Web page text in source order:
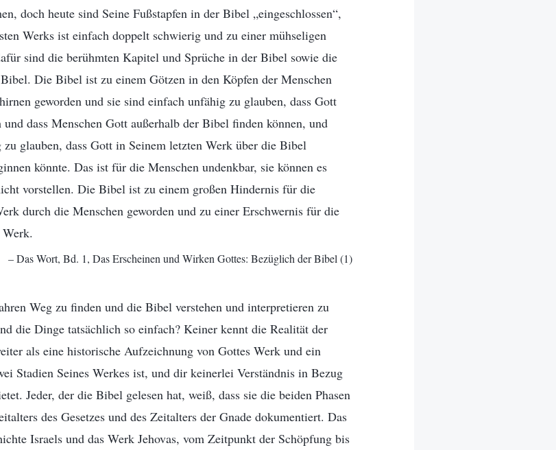
doch heute sind Seine Fußstapfen in der Bibel „eingeschlossen“,
Werks ist einfach doppelt schwierig und zu einer mühseligen
sind die berühmten Kapitel und Sprüche in der Bibel sowie die
Die Bibel ist zu einem Götzen in den Köpfen der Menschen
geworden und sie sind einfach unfähig zu glauben, dass Gott
dass Menschen Gott außerhalb der Bibel finden können, und
glauben, dass Gott in Seinem letzten Werk über die Bibel
könnte. Das ist für die Menschen undenkbar, sie können es
vorstellen. Die Bibel ist zu einem großen Hindernis für die
durch die Menschen geworden und zu einer Erschwernis für die
– Das Wort, Bd. 1, Das Erscheinen und Wirken Gottes: Bezüglich der Bibel (1)
Weg zu finden und die Bibel verstehen und interpretieren zu
die Dinge tatsächlich so einfach? Keiner kennt die Realität der
als eine historische Aufzeichnung von Gottes Werk und ein
Stadien Seines Werkes ist, und dir keinerlei Verständnis in Bezug
Jeder, der die Bibel gelesen hat, weiß, dass sie die beiden Phasen
des Gesetzes und des Zeitalters der Gnade dokumentiert. Das
Israels und das Werk Jehovas, vom Zeitpunkt der Schöpfung bis